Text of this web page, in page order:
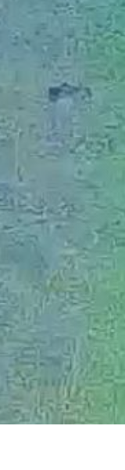
HRVATSKI
ENGLISH